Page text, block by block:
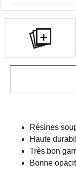
Résines
Haute
Très bon
Bonne